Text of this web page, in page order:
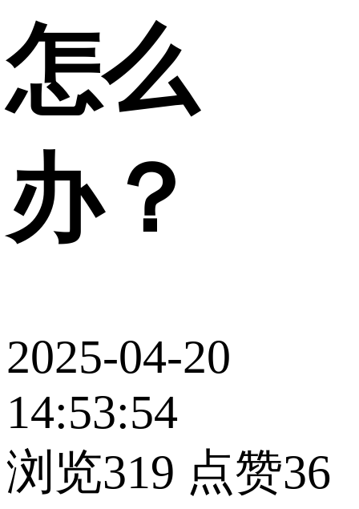
怎么
办？
2025-04-20
14:53:54
浏览319 点赞36